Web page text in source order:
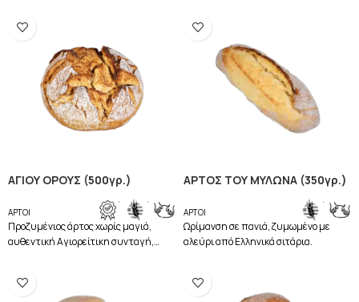
ΑΓΙΟΥ ΟΡΟΥΣ (500γρ.)
ΑΡΤΟΙ
, ,
Προζυμένιος άρτος χωρίς μαγιά,
αυθεντική Αγιορείτικη συνταγή,
ΑΡΤΟΣ ΤΟΥ ΜΥΛΩΝΑ (350γρ.)
ΑΡΤΟΙ
,
Ωρίμανση σε πανιά, ζυμωμένο με
αλεύρι από Ελληνικά σιτάρια.